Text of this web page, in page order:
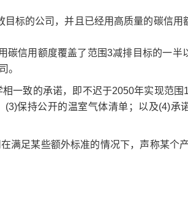
标的公司，并且已经用高质量的碳信用
碳信用额度覆盖了范围3减排目标的一半
。
一致的承诺，即不迟于2050年实现范围
保持公开的温室气体清单；以及(4)承
满足某些额外标准的情况下，声称某个